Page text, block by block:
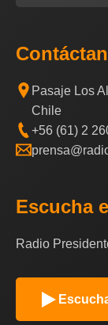
Pasaje Los
Chile
+56 (61) 2
Escucha
Radio